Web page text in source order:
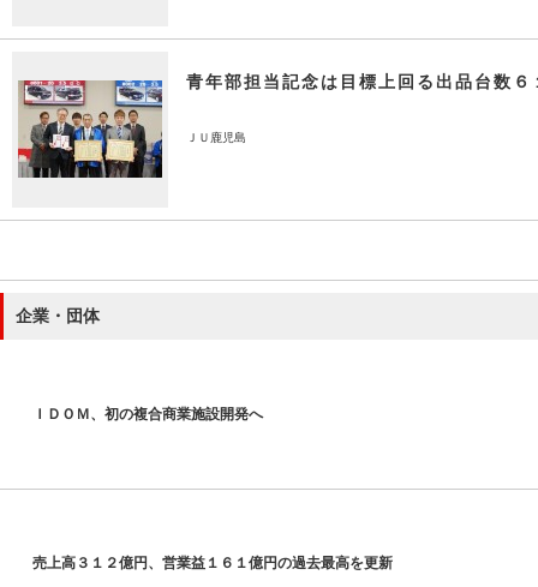
青年部担当記念は目標上回る出品台数６
ＪＵ鹿児島
企業・団体
ＩＤＯＭ、初の複合商業施設開発へ
売上高３１２億円、営業益１６１億円の過去最高を更新